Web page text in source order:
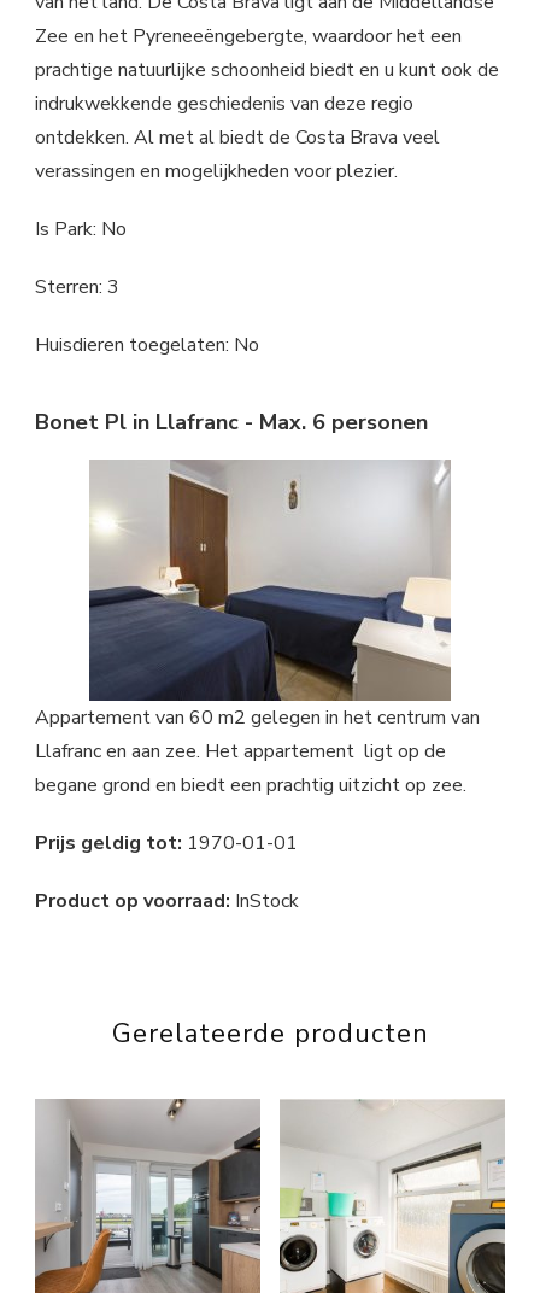
Zee en het Pyreneeëngebergte, waardoor het een
prachtige natuurlijke schoonheid biedt en u kunt ook de
indrukwekkende geschiedenis van deze regio
ontdekken. Al met al biedt de Costa Brava veel
verassingen en mogelijkheden voor plezier.
Is Park: No
Sterren: 3
Huisdieren toegelaten: No
Bonet Pl in Llafranc - Max. 6 personen
Appartement van 60 m2 gelegen in het centrum van
Llafranc en aan zee. Het appartement ligt op de
begane grond en biedt een prachtig uitzicht op zee.
Prijs geldig tot: 1970-01-01
Product op voorraad: InStock
Gerelateerde producten